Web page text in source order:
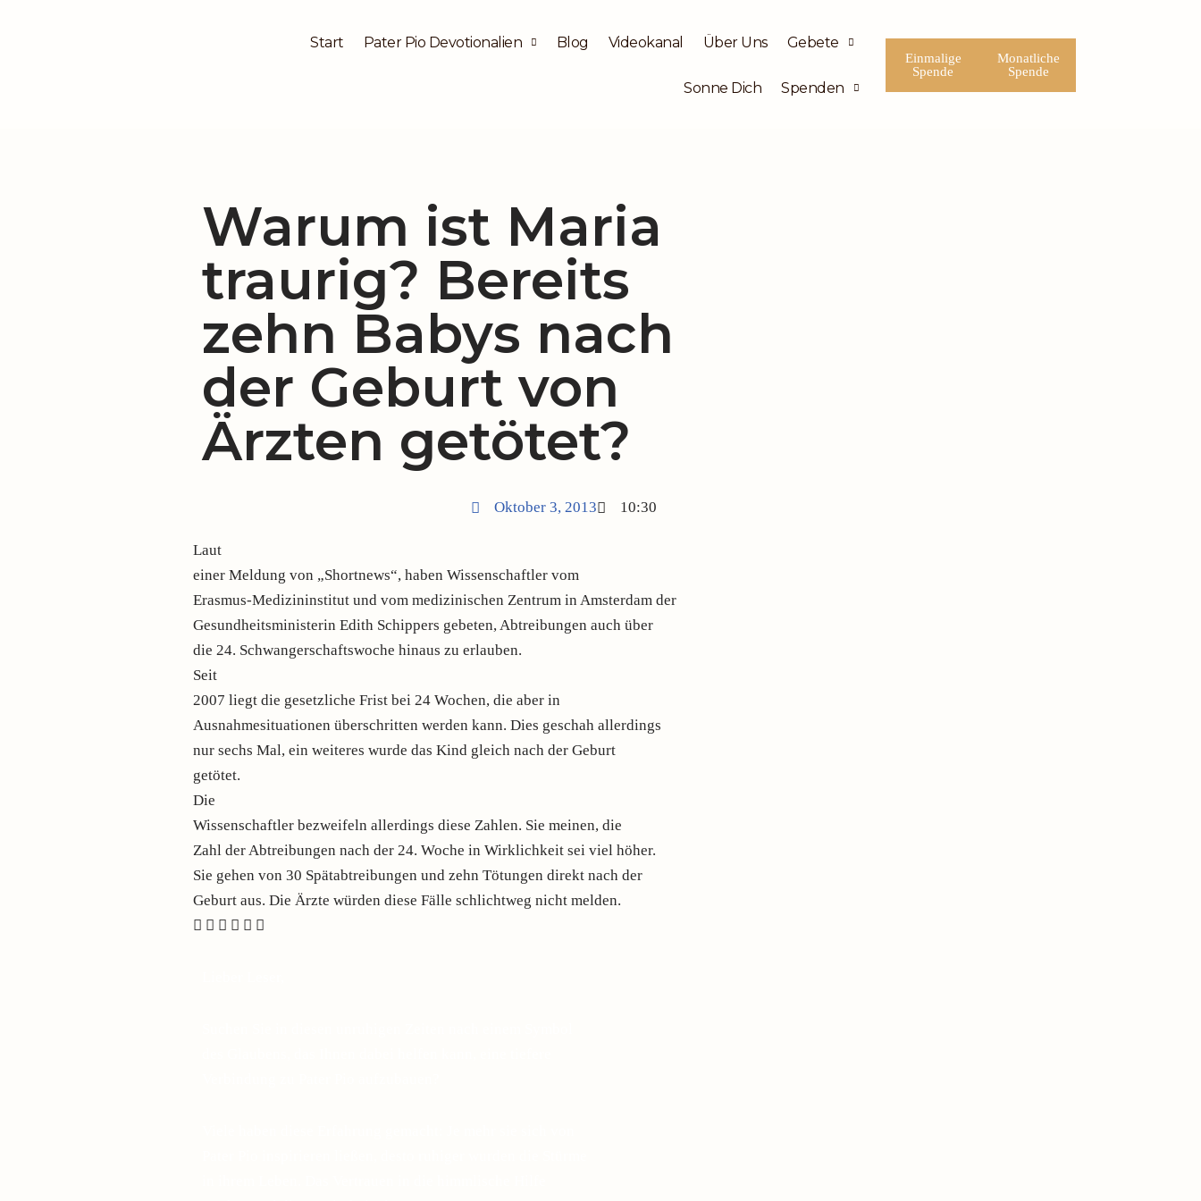
Start Pater Pio Devotionalien Blog Videokanal Über Uns Gebete
Sonne Dich Spenden
Einmalige
Spende
Monatliche
Spende
Warum ist Maria
traurig? Bereits
zehn Babys nach
der Geburt von
Ärzten getötet?
Oktober 3, 2013 10:30
Laut
einer Meldung von „Shortnews“, haben Wissenschaftler vom
Erasmus-Medizininstitut und vom medizinischen Zentrum in Amsterdam der
Gesundheitsministerin Edith Schippers gebeten, Abtreibungen auch über
die 24. Schwangerschaftswoche hinaus zu erlauben.
Seit
2007 liegt die gesetzliche Frist bei 24 Wochen, die aber in
Ausnahmesituationen überschritten werden kann. Dies geschah allerdings
nur sechs Mal, ein weiteres wurde das Kind gleich nach der Geburt
getötet.
Die
Wissenschaftler bezweifeln allerdings diese Zahlen. Sie meinen, die
Zahl der Abtreibungen nach der 24. Woche in Wirklichkeit sei viel höher.
Sie gehen von 30 Spätabtreibungen und zehn Tötungen direkt nach der
Geburt aus. Die Ärzte würden diese Fälle schlichtweg nicht melden.